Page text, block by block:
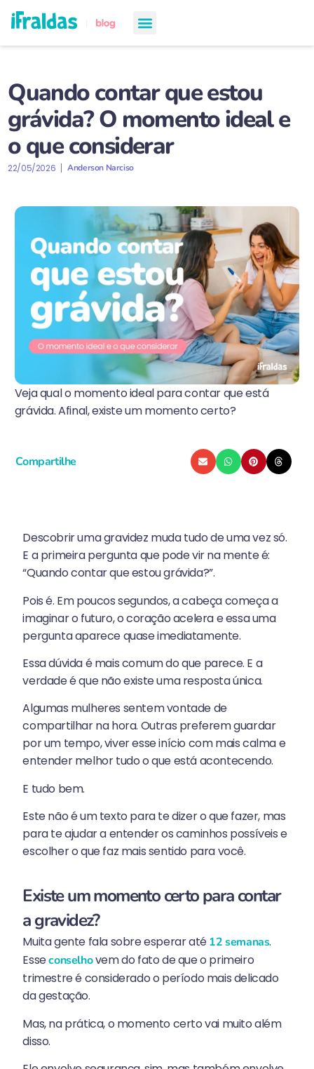
Quando contar que estou
grávida? O momento ideal e
o que considerar
22/05/2026 Anderson Narciso
Veja qual o momento ideal para contar que está
grávida. Afinal, existe um momento certo?
Compartilhe
Descobrir uma gravidez muda tudo de uma vez só.
E a primeira pergunta que pode vir na mente é:
“Quando contar que estou grávida?”.
Pois é. Em poucos segundos, a cabeça começa a
imaginar o futuro, o coração acelera e essa uma
pergunta aparece quase imediatamente.
Essa dúvida é mais comum do que parece. E a
verdade é que não existe uma resposta única.
Algumas mulheres sentem vontade de
compartilhar na hora. Outras preferem guardar
por um tempo, viver esse início com mais calma e
entender melhor tudo o que está acontecendo.
E tudo bem.
Este não é um texto para te dizer o que fazer, mas
para te ajudar a entender os caminhos possíveis e
escolher o que faz mais sentido para você.
Existe um momento certo para contar
a gravidez?
Muita gente fala sobre esperar até12 semanas.
Esseconselhovem do fato de que o primeiro
trimestre é considerado o período mais delicado
da gestação.
Mas, na prática, o momento certo vai muito além
disso.